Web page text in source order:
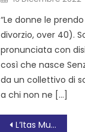
“Le donne le
divorzio, over 40).
pronunciata con
così che nasce
da un collettivo di
a chi non ne […]
L’Itas Mutua Rovigo ospita il Verona per continuare a inseguire la vetta